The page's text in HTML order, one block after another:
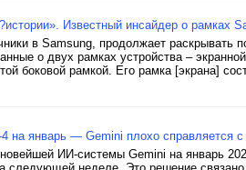
Известный инсайдер о рамках
в Samsung, продолжает раскрывать
о двух рамках устройства –
боковой рамкой. Его рамка [экрана]
на январь — Gemini плохо справляется
ИИ-системы Gemini на январь